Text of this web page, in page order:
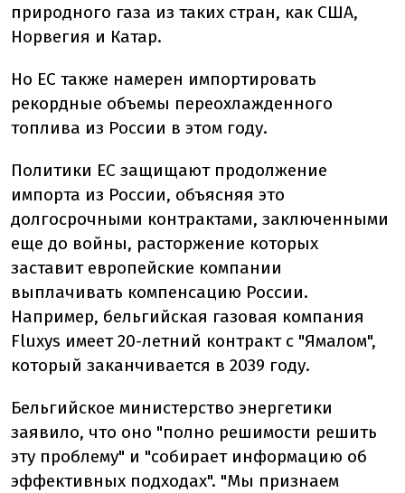
природного газа из таких стран, как США,
Норвегия и Катар.
Но ЕС также намерен импортировать
рекордные объемы переохлажденного
топлива из России в этом году.
Политики ЕС защищают продолжение
импорта из России, объясняя это
долгосрочными контрактами, заключенными
еще до войны, расторжение которых
заставит европейские компании
выплачивать компенсацию России.
Например, бельгийская газовая компания
Fluxys имеет 20-летний контракт с "Ямалом",
который заканчивается в 2039 году.
Бельгийское министерство энергетики
заявило, что оно "полно решимости решить
эту проблему" и "собирает информацию об
эффективных подходах". "Мы признаем